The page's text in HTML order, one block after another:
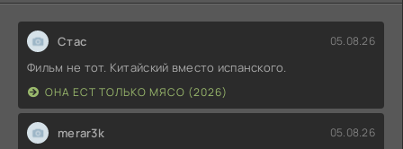
Стас 05.08.26
Фильм не тот. Китайский вместо испанского.
ОНА ЕСТ ТОЛЬКО МЯСО (2026)
merar3k 05.08.26